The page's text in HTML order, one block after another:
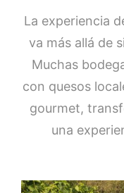
La experiencia
va más allá de
Muchas
con quesos
gourmet,
una